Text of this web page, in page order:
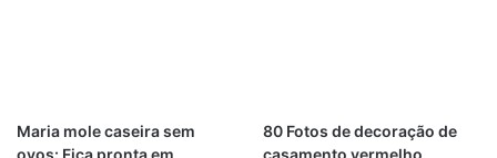
Maria mole caseira sem
80 Fotos de decoração de